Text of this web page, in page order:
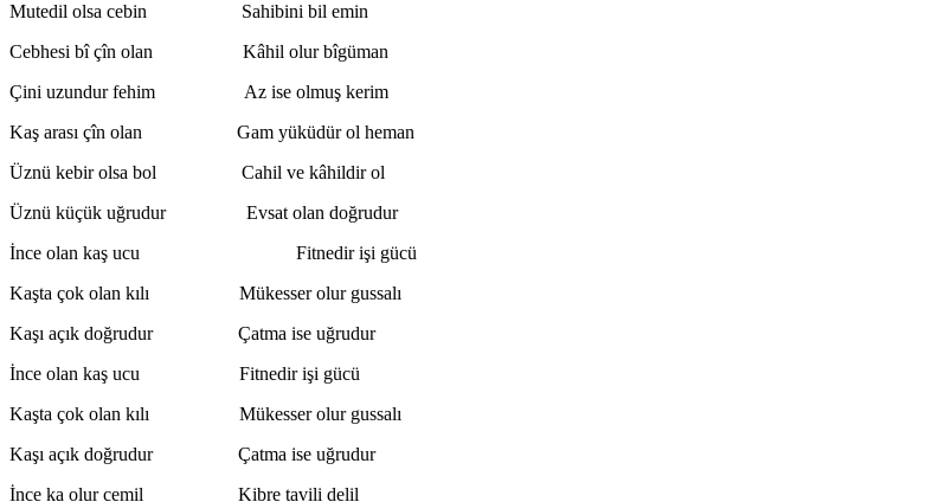
Mutedil olsa cebin Sahibini bil emin
Cebhesi bî çîn olan Kâhil olur bîgüman
Çini uzundur fehim Az ise olmuş kerim
Kaş arası çîn olan Gam yüküdür ol heman
Üznü kebir olsa bol Cahil ve kâhildir ol
Üznü küçük uğrudur Evsat olan doğrudur
İnce olan kaş ucu Fitnedir işi gücü
Kaşta çok olan kılı Mükesser olur gussalı
Kaşı açık doğrudur Çatma ise uğrudur
İnce olan kaş ucu Fitnedir işi gücü
Kaşta çok olan kılı Mükesser olur gussalı
Kaşı açık doğrudur Çatma ise uğrudur
İnce ka olur cemil Kibre tavili delil